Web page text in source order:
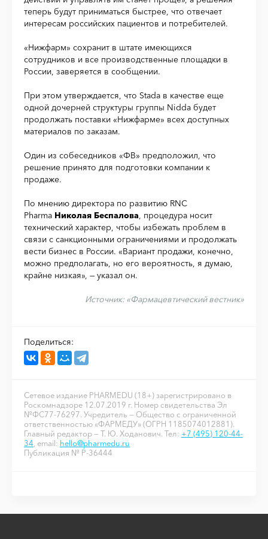
теперь будут приниматься быстрее, что отвечает
интересам российских пациентов и потребителей.
«Нижфарм» сохранит в штате имеющихся
сотрудников и все производственные площадки в
России, заверяется в сообщении.
При этом утверждается, что Stada в качестве еще
одной дочерней структуры группы Nidda будет
продолжать поставки «Нижфарме» всех доступных
материалов по заказам.
Один из собеседников «ФВ» предположил, что
решение принято для подготовки компании к
продаже.
По мнению директора по развитию RNC
Pharma Николая Беспалова, процедура носит
технический характер, чтобы избежать проблем в
связи с санкционными ограничениями и продолжать
вести бизнес в России. «Вариант продажи, конечно,
можно предполагать, но его вероятность, я думаю,
крайне низкая», — указал он.
Источник: «Фармацевтический вестник»
Поделиться:
Сетевое издание PHARMEDU (18+) зарегистрировано в
Роскомнадзоре 12.07.2019 г. Номер свидетельства Эл
№ФС77-76297. Учредитель — Общество с ограниченной
ответственностью «ФАРМЕДУ» (ОГРН 1185074012881).
Главный редактор — Т. Ю. Ходанович. Тел: +7 (495) 120-44-
34 , email: hello@pharmedu.ru
Публикация № P-36444